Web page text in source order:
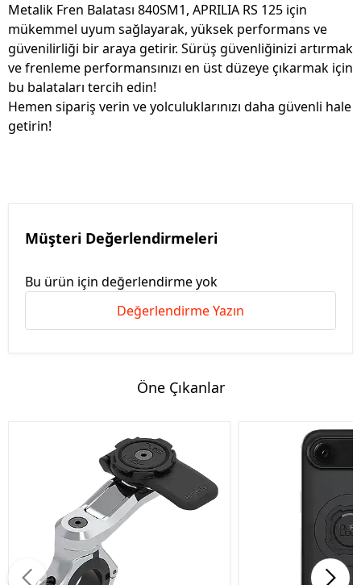
Metalik Fren Balatası 840SM1, APRILIA RS 125 için
mükemmel uyum sağlayarak, yüksek performans ve
güvenilirliği bir araya getirir. Sürüş güvenliğinizi artırmak
ve frenleme performansınızı en üst düzeye çıkarmak için
bu balataları tercih edin!
Hemen sipariş verin ve yolculuklarınızı daha güvenli hale
getirin!
Müşteri Değerlendirmeleri
Bu ürün için değerlendirme yok
Değerlendirme Yazın
Öne Çıkanlar